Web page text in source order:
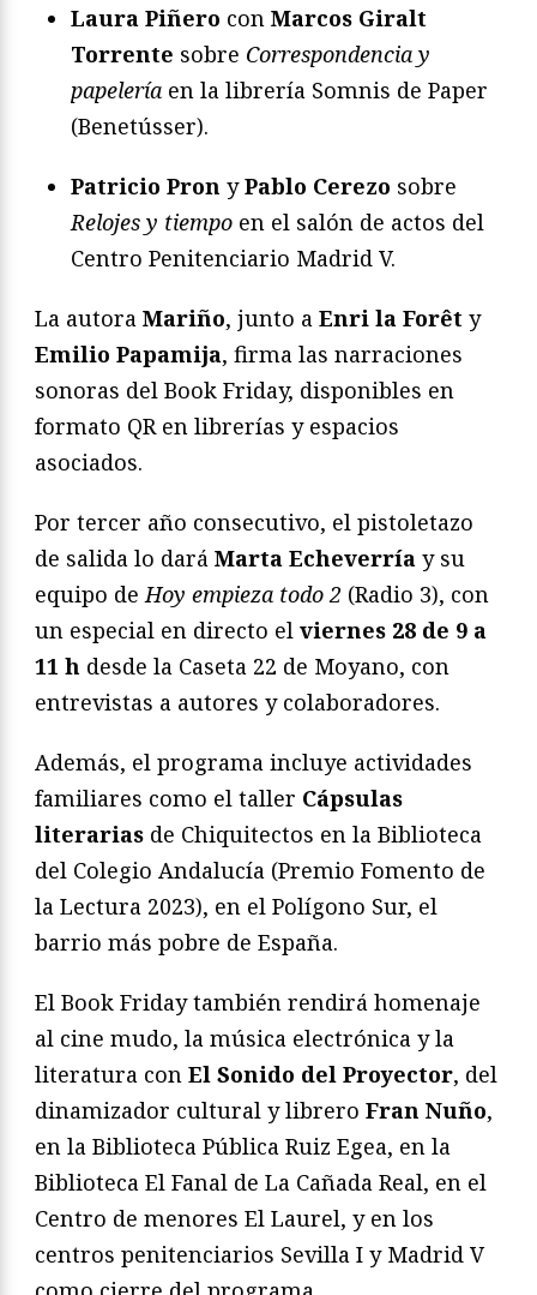
Laura Piñero con Marcos Giralt
Torrente sobre Correspondencia y
papelería en la librería Somnis de Paper
(Benetússer).
Patricio Pron yPablo Cerezo sobre
Relojes y tiempo en el salón de actos del
Centro Penitenciario Madrid V.
La autora Mariño, junto a Enri la Forêt y
Emilio Papamija, firma las narraciones
sonoras del Book Friday, disponibles en
formato QR en librerías y espacios
asociados.
Por tercer año consecutivo, el pistoletazo
de salida lo dará Marta Echeverría y su
equipo de Hoy empieza todo 2 (Radio 3), con
un especial en directo el viernes 28 de 9 a
11 h desde la Caseta 22 de Moyano, con
entrevistas a autores y colaboradores.
Además, el programa incluye actividades
familiares como el taller Cápsulas
literarias de Chiquitectos en la Biblioteca
del Colegio Andalucía (Premio Fomento de
la Lectura 2023), en el Polígono Sur, el
barrio más pobre de España.
El Book Friday también rendirá homenaje
al cine mudo, la música electrónica y la
literatura con El Sonido del Proyector, del
dinamizador cultural y librero Fran Nuño,
en la Biblioteca Pública Ruiz Egea, en la
Biblioteca El Fanal de La Cañada Real, en el
Centro de menores El Laurel, y en los
centros penitenciarios Sevilla I y Madrid V